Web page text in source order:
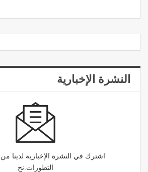
النشرة الإخبارية
اشترك في النشرة الإخبارية لدينا
التطورات.نخ